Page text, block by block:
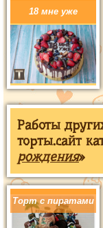
18 мне уже
Работы
торты.сайт
рождения»
Торт с пиратами